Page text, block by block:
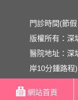
門診時間(節
版權所有：深
醫院地址：深
岸10分鍾路
網站首頁